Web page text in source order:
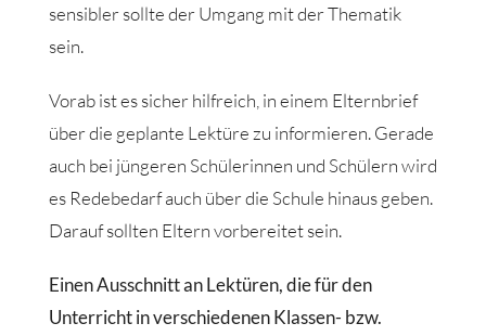
sensibler sollte der Umgang mit der Thematik
sein.
Vorab ist es sicher hilfreich, in einem Elternbrief
über die geplante Lektüre zu informieren. Gerade
auch bei jüngeren Schülerinnen und Schülern wird
es Redebedarf auch über die Schule hinaus geben.
Darauf sollten Eltern vorbereitet sein.
Einen Ausschnitt an Lektüren, die für den
Unterricht in verschiedenen Klassen- bzw.